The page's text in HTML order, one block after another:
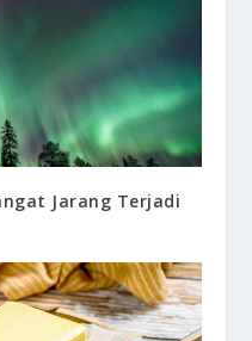
Jarang Terjadi